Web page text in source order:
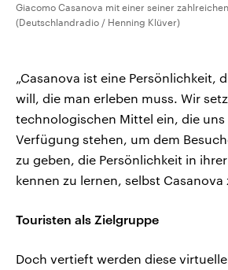
Giacomo Casanova mit einer seiner
(Deutschlandradio / Henning Klüver)
„Casanova ist eine Persönlichkeit,
will, die man erleben muss. Wir
technologischen Mittel ein, die uns
Verfügung stehen, um dem
zu geben, die Persönlichkeit in
kennen zu lernen, selbst Casanova
Touristen als Zielgruppe
Doch vertieft werden diese